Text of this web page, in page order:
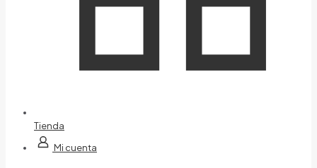
Tienda
Mi cuenta